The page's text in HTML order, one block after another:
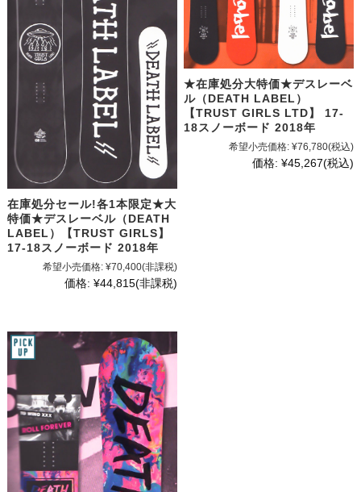
在庫処分セール!各1本限定★大
特価★デスレーベル（DEATH
LABEL）【TRUST GIRLS】
17-18スノーボード 2018年
希望小売価格: ¥70,400(非課税)
価格: ¥44,815(非課税)
★在庫処分大特価★デスレーベ
ル（DEATH LABEL）
【TRUST GIRLS LTD】 17-
18スノーボード 2018年
希望小売価格: ¥76,780(税込)
価格: ¥45,267(税込)